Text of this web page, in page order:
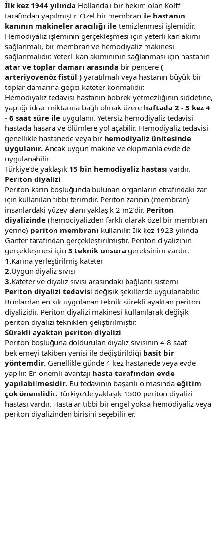
İlk kez 1944 yılında Hollandalı bir hekim olan Kolff
tarafından yapılmıştır. Özel bir membran ile hastanın
kanının makineler aracılığı ile temizlenmesi işlemidir.
Hemodiyaliz işleminin gerçekleşmesi için yeterli kan akımı
sağlanmalı, bir membran ve hemodiyaliz makinesi
sağlanmalıdır. Yeterli kan akımınının sağlanması için hastanın
atar ve toplar damarı arasında bir pencere (
arteriyovenöz fistül ) yaratılmalı veya hastanın büyük bir
toplar damarına geçici kateter konmalıdır.
Hemodiyaliz tedavisi hastanın böbrek yetmezliğinin şiddetine,
yaptığı idrar miktarına bağlı olmak üzere haftada 2 - 3 kez 4
- 6 saat süre ile uygulanır. Yetersiz hemodiyaliz tedavisi
hastada hasara ve ölümlere yol açabilir. Hemodiyaliz tedavisi
genellikle hastanede veya bir hemodiyaliz ünitesinde
uygulanır. Ancak uygun makine ve ekipmanla evde de
uygulanabilir.
Türkiye’de yaklaşık 15 bin hemodiyaliz hastası vardır.
Periton diyalizi
Periton karın boşluğunda bulunan organların etrafındaki zar
için kullanılan tıbbi terimdir. Periton zarının (membran)
insanlardaki yüzey alanı yaklaşık 2 m2’dir. Periton
diyalizinde (hemodiyalizden farklı olarak özel bir membran
yerine) periton membranı kullanılır. İlk kez 1923 yılında
Ganter tarafından gerçekleştirilmiştir. Periton diyalizinin
gerçekleşmesi için 3 teknik unsura gereksinim vardır:
1.Karına yerleştirilmiş kateter
2.Uygun diyaliz sıvısı
3.Kateter ve diyaliz sıvısı arasındaki bağlantı sistemi
Periton diyalizi tedavisi değişik şekillerde uygulanabilir.
Bunlardan en sık uygulanan teknik sürekli ayaktan periton
diyalizidir. Periton diyalizi makinesi kullanılarak değişik
periton diyalizi teknikleri geliştirilmiştir.
Sürekli ayaktan periton diyalizi
Periton boşluğuna doldurulan diyaliz sıvısının 4-8 saat
beklemeyi takiben yenisi ile değiştirildiği basit bir
yöntemdir. Genellikle günde 4 kez hastanede veya evde
yapılır. En önemli avantajı hasta tarafından evde
yapılabilmesidir. Bu tedavinin başarılı olmasında eğitim
çok önemlidir. Türkiye’de yaklaşık 1500 periton diyalizi
hastası vardır. Hastalar tıbbi bir engel yoksa hemodiyaliz veya
periton diyalizinden birisini seçebilirler.